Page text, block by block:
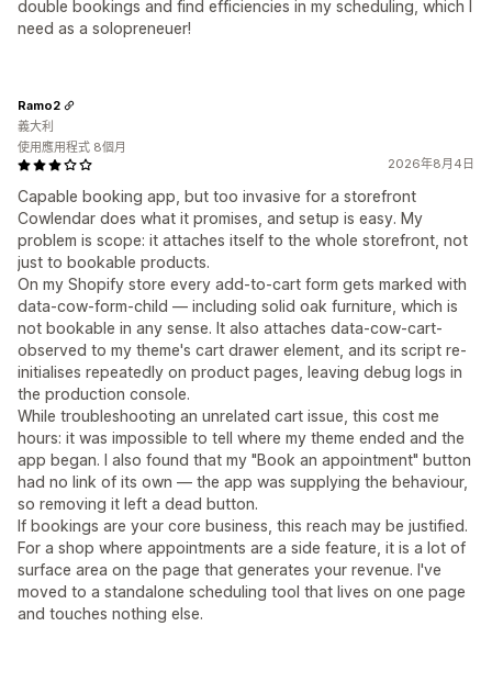
double bookings and find efficiencies in my scheduling, which I
need as a solopreneuer!
2026年8月4日
Capable booking app, but too invasive for a storefront
Cowlendar does what it promises, and setup is easy. My
problem is scope: it attaches itself to the whole storefront, not
just to bookable products.
On my Shopify store every add-to-cart form gets marked with
data-cow-form-child — including solid oak furniture, which is
not bookable in any sense. It also attaches data-cow-cart-
observed to my theme's cart drawer element, and its script re-
initialises repeatedly on product pages, leaving debug logs in
the production console.
While troubleshooting an unrelated cart issue, this cost me
hours: it was impossible to tell where my theme ended and the
app began. I also found that my "Book an appointment" button
had no link of its own — the app was supplying the behaviour,
so removing it left a dead button.
If bookings are your core business, this reach may be justified.
For a shop where appointments are a side feature, it is a lot of
surface area on the page that generates your revenue. I've
moved to a standalone scheduling tool that lives on one page
and touches nothing else.
Ramo2
義大利
使用應用程式 8個月